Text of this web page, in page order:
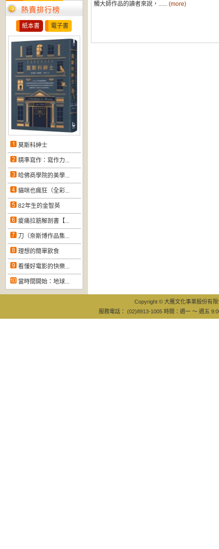
熱賣排行榜
紙本書 電子書
莫斯科紳士
精準寫作：寫作力...
哈佛商學院的美學...
貓咪也瘋狂（全彩...
82年生的金智英
痠痛拉筋解剖書【...
刀（奈斯博作品集...
理想的簡單飲食
看懂好電影的快樂...
當時間開始：地球...
觸大師作品的讀者來說，...... (more)
Copyright © 大雁文化事業股份有
服務電話： (02)8913-1005 時間：週一 ～ 週五